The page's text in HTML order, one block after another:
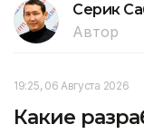
Серик
Автор
19:25, 06 Августа 2026
Какие